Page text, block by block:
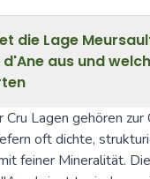
die Lage
d'Ane aus und
Lagen gehören zur
oft dichte,
feiner Mineralität.